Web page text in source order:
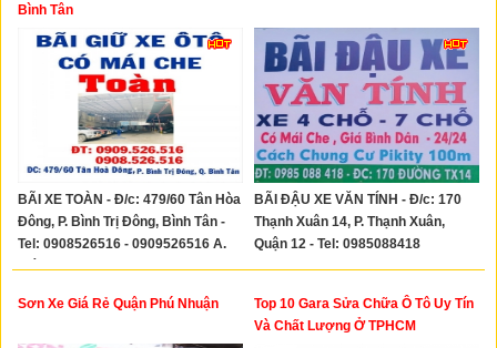
Xây Dựng
Tổng Hợp
Bình Tân
BÃI XE TOÀN - Đ/c: 479/60 Tân Hòa
Đông, P. Bình Trị Đông, Bình Tân -
Tel: 0908526516 - 0909526516 A.
Toàn
BÃI ĐẬU XE VĂN TÍNH - Đ/c: 170
Thạnh Xuân 14, P. Thạnh Xuân,
Quận 12 - Tel: 0985088418
Sơn Xe Giá Rẻ Quận Phú Nhuận
Top 10 Gara Sửa Chữa Ô Tô Uy Tín
Và Chất Lượng Ở TPHCM